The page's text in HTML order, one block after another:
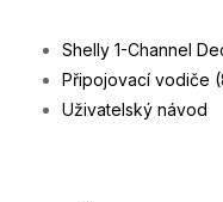
Shelly 1-Channel
Připojovací vodiče
Uživatelský návod